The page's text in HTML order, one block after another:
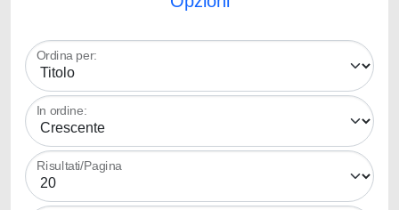
Ordina per:
In ordine:
Risultati/Pagina